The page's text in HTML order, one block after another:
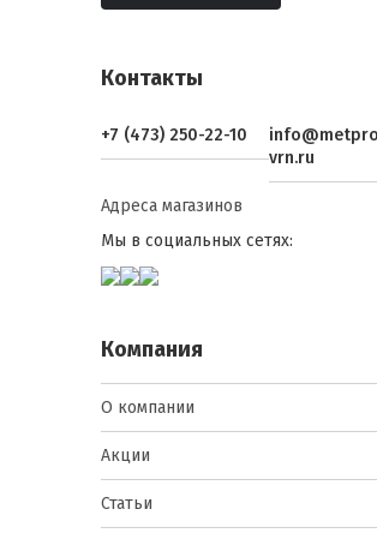
Контакты
+7 (473) 250-22-10
vrn.ru
Адреса магазинов
Мы в социальных сетях:
Компания
О компании
Акции
Статьи